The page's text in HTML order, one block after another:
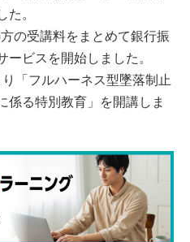
た。
の受講料をまとめて銀行振
ビスを開始しました。
「フルハーネス型墜落制止
係る特別教育」を開講しま